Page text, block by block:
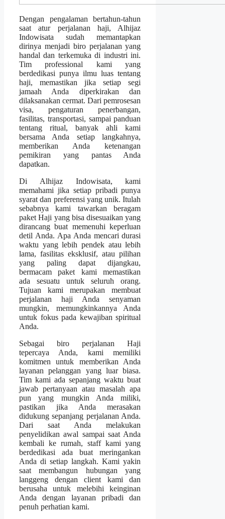
Dengan pengalaman bertahun-tahun
saat atur perjalanan haji, Alhijaz
Indowisata sudah memantapkan
dirinya menjadi biro perjalanan yang
handal dan terkemuka di industri ini.
Tim professional kami yang
berdedikasi punya ilmu luas tentang
haji, memastikan jika setiap segi
jamaah Anda diperkirakan dan
dilaksanakan cermat. Dari pemrosesan
visa, pengaturan penerbangan,
fasilitas, transportasi, sampai panduan
tentang ritual, banyak ahli kami
bersama Anda setiap langkahnya,
memberikan Anda ketenangan
pemikiran yang pantas Anda
dapatkan.
Di Alhijaz Indowisata, kami
memahami jika setiap pribadi punya
syarat dan preferensi yang unik. Itulah
sebabnya kami tawarkan beragam
paket Haji yang bisa disesuaikan yang
dirancang buat memenuhi keperluan
detil Anda. Apa Anda mencari durasi
waktu yang lebih pendek atau lebih
lama, fasilitas eksklusif, atau pilihan
yang paling dapat dijangkau,
bermacam paket kami memastikan
ada sesuatu untuk seluruh orang.
Tujuan kami merupakan membuat
perjalanan haji Anda senyaman
mungkin, memungkinkannya Anda
untuk fokus pada kewajiban spiritual
Anda.
Sebagai biro perjalanan Haji
tepercaya Anda, kami memiliki
komitmen untuk memberikan Anda
layanan pelanggan yang luar biasa.
Tim kami ada sepanjang waktu buat
jawab pertanyaan atau masalah apa
pun yang mungkin Anda miliki,
pastikan jika Anda merasakan
didukung sepanjang perjalanan Anda.
Dari saat Anda melakukan
penyelidikan awal sampai saat Anda
kembali ke rumah, staff kami yang
berdedikasi ada buat meringankan
Anda di setiap langkah. Kami yakin
saat membangun hubungan yang
langgeng dengan client kami dan
berusaha untuk melebihi keinginan
Anda dengan layanan pribadi dan
penuh perhatian kami.